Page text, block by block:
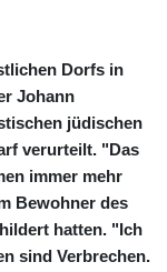
Dorfs in
Johann
jüdischen
verurteilt. "Das
immer mehr
Bewohner des
hatten. "Ich
sind Verbrechen.